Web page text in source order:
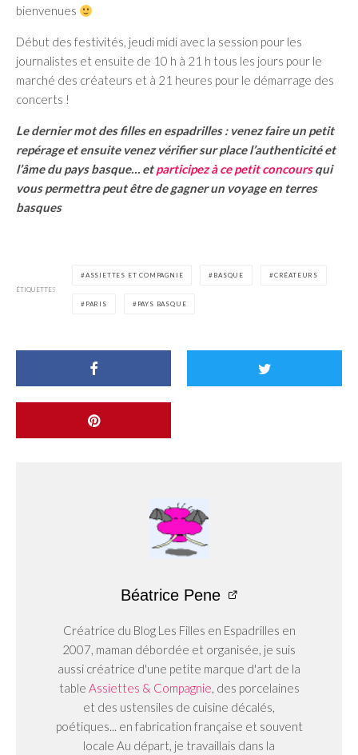
bienvenues
Début des festivités, jeudi midi avec la session pour les
journalistes et ensuite de 10 h à 21 h tous les jours pour le
marché des créateurs et à 21 heures pour le démarrage des
concerts !
Le dernier mot des filles en espadrilles : venez faire un petit
repérage et ensuite venez vérifier sur place l’authenticité et
l’âme du pays basque… etparticipez à ce petit concoursqui
vous permettra peut être de gagner un voyage en terres
basques
ÉTIQUETTES
ASSIETTES ET COMPAGNIE BASQUE CRÉATEURS
PARIS PAYS BASQUE
Béatrice Pene
Créatrice du Blog Les Filles en Espadrilles en
2007, maman débordée et organisée, je suis
aussi créatrice d'une petite marque d'art de la
table Assiettes & Compagnie, des porcelaines
et des ustensiles de cuisine décalés,
poétiques... en fabrication française et souvent
locale Au départ, je travaillais dans la